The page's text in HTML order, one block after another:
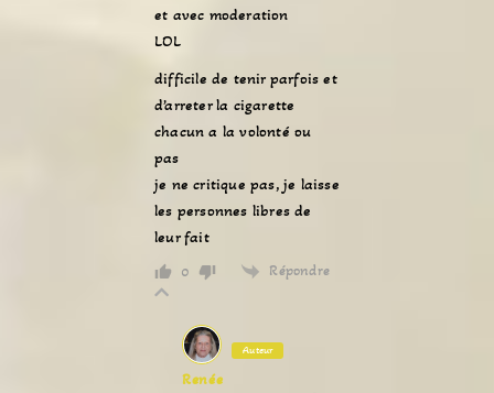
et avec moderation
LOL
difficile de tenir parfois et
d’arreter la cigarette
chacun a la volonté ou
pas
je ne critique pas, je laisse
les personnes libres de
leur fait
0 Répondre
Auteur
Renée